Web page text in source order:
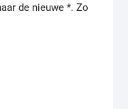
de nieuwe *. Zo